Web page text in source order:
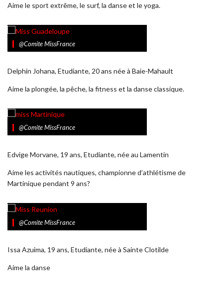
Aime le sport extrême, le surf, la danse et le yoga.
@Comite MissFrance
Delphin Johana, Etudiante, 20 ans née à Baie-Mahault
Aime la plongée, la pêche, la fitness et la danse classique.
@Comite MissFrance
Edvige Morvane, 19 ans, Etudiante, née au Lamentin
Aime les activités nautiques, championne d’athlétisme de
Martinique pendant 9 ans?
@Comite MissFrance
Issa Azuima, 19 ans, Etudiante, née à Sainte Clotilde
Aime la danse